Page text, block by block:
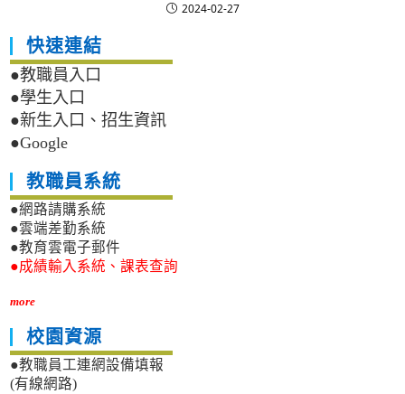
2024-02-27
快速連結
●教職員入口
●學生入口
●新生入口、招生資訊
●Google
教職員系統
●網路請購系統
●雲端差勤系統
●教育雲電子郵件
●成績輸入系統、課表查詢
more
校園資源
●教職員工連網設備填報
(有線網路)